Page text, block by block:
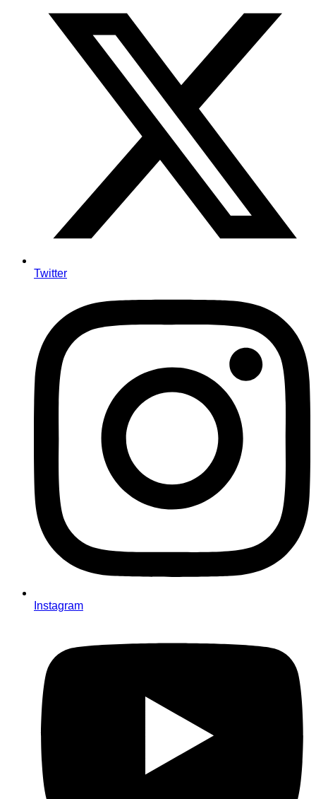
Twitter
Instagram